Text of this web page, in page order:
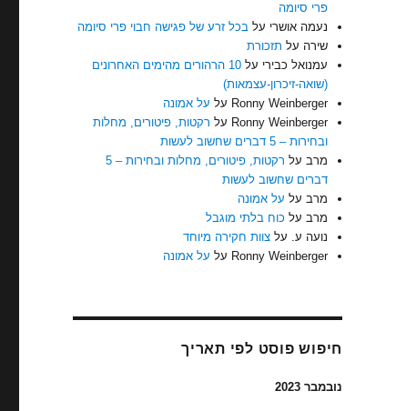
פרי סיומה
נעמה אושרי עלבכל זרע של פגישה חבוי פרי סיומה
שירה על תזכורת
עמנואל כבירי על
10 הרהורים מהימים האחרונים
(שואה-זיכרון-עצמאות)
Ronny Weinberger על על אמונה
Ronny Weinberger על רקטות, פיטורים, מחלות
ובחירות – 5 דברים שחשוב לעשות
מרב על
רקטות, פיטורים, מחלות ובחירות – 5
דברים שחשוב לעשות
מרב על על אמונה
מרב על כוח בלתי מוגבל
נועה ע. עלצוות חקירה מיוחד
Ronny Weinberger על על אמונה
חיפוש פוסט לפי תאריך
נובמבר 2023